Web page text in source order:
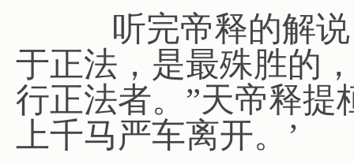
听完帝释的解说
于正法，是最殊胜的
行正法者。”天帝释提
上千马严车离开。’